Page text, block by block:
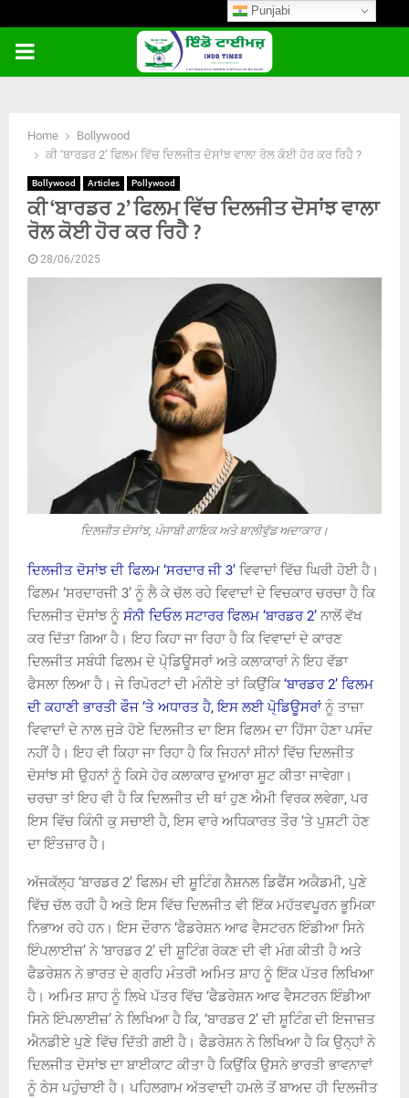
PRIMARY
Home
Bollywood
ਕੀ ‘ਬਾਰਡਰ 2’ ਫਿਲਮ ਵਿੱਚ ਦਿਲਜੀਤ ਦੋਸਾਂਝ ਵਾਲਾ ਰੋਲ ਕੋਈ ਹੋਰ ਕਰ ਰਿਹੈ ?
Bollywood Articles Pollywood
ਕੀ ‘ਬਾਰਡਰ 2’ ਫਿਲਮ ਵਿੱਚ ਦਿਲਜੀਤ ਦੋਸਾਂਝ ਵਾਲਾ
ਰੋਲ ਕੋਈ ਹੋਰ ਕਰ ਰਿਹੈ ?
28/06/2025
ਦਿਲਜੀਤ ਦੋਸਾਂਝ, ਪੰਜਾਬੀ ਗਾਇਕ ਅਤੇ ਬਾਲੀਵੁੱਡ ਅਦਾਕਾਰ।
ਦਿਲਜੀਤ ਦੋਸਾਂਝ ਦੀ ਫਿਲਮ ‘ਸਰਦਾਰ ਜੀ 3’ ਵਿਵਾਦਾਂ ਵਿੱਚ ਘਿਰੀ ਹੋਈ ਹੈ।
ਫਿਲਮ ‘ਸਰਦਾਰਜੀ 3’ ਨੂੰ ਲੈ ਕੇ ਚੱਲ ਰਹੇ ਵਿਵਾਦਾਂ ਦੇ ਵਿਚਕਾਰ ਚਰਚਾ ਹੈ ਕਿ
ਦਿਲਜੀਤ ਦੋਸਾਂਝ ਨੂੰ ਸੰਨੀ ਦਿਓਲ ਸਟਾਰਰ ਫਿਲਮ ‘ਬਾਰਡਰ 2’ ਨਾਲੋਂ ਵੱਖ
ਕਰ ਦਿੱਤਾ ਗਿਆ ਹੈ। ਇਹ ਕਿਹਾ ਜਾ ਰਿਹਾ ਹੈ ਕਿ ਵਿਵਾਦਾਂ ਦੇ ਕਾਰਣ
ਦਿਲਜੀਤ ਸਬੰਧੀ ਫਿਲਮ ਦੇ ਪੋ੍ਡਿਊਸਰਾਂ ਅਤੇ ਕਲਾਕਾਰਾਂ ਨੇ ਇਹ ਵੱਡਾ
ਫੈਸਲਾ ਲਿਆ ਹੈ। ਜੇ ਰਿਪੋਰਟਾਂ ਦੀ ਮੰਨੀਏ ਤਾਂ ਕਿਉਂਕਿ‘ਬਾਰਡਰ 2’ ਫਿਲਮ
ਦੀ ਕਹਾਣੀ ਭਾਰਤੀ ਫੌਜ ‘ਤੇ ਅਧਾਰਤ ਹੈ, ਇਸ ਲਈ ਪੋ੍ਡਿਊਸਰਾਂਨੂੰ ਤਾਜ਼ਾ
ਵਿਵਾਦਾਂ ਦੇ ਨਾਲ ਜੁੜੇ ਹੋਏ ਦਿਲਜੀਤ ਦਾ ਇਸ ਫਿਲਮ ਦਾ ਹਿੱਸਾ ਹੋਣਾ ਪਸੰਦ
ਨਹੀਂ ਹੈ। ਇਹ ਵੀ ਕਿਹਾ ਜਾ ਰਿਹਾ ਹੈ ਕਿ ਜਿਹਨਾਂ ਸੀਨਾਂ ਵਿੱਚ ਦਿਲਜੀਤ
ਦੋਸਾਂਝ ਸੀ ਉਹਨਾਂ ਨੂੰ ਕਿਸੇ ਹੋਰ ਕਲਾਕਾਰ ਦੁਆਰਾ ਸ਼ੂਟ ਕੀਤਾ ਜਾਵੇਗਾ।
ਚਰਚਾ ਤਾਂ ਇਹ ਵੀ ਹੈ ਕਿ ਦਿਲਜੀਤ ਦੀ ਥਾਂ ਹੁਣ ਐਮੀ ਵਿਰਕ ਲਵੇਗਾ, ਪਰ
ਇਸ ਵਿੱਚ ਕਿੰਨੀ ਕੁ ਸਚਾਈ ਹੈ, ਇਸ ਵਾਰੇ ਅਧਿਕਾਰਤ ਤੌਰ ‘ਤੇ ਪੁਸ਼ਟੀ ਹੋਣ
ਦਾ ਇੰਤਜ਼ਾਰ ਹੈ।
ਅੱਜਕੱਲ੍ਹ ‘ਬਾਰਡਰ 2’ ਫਿਲਮ ਦੀ ਸ਼ੂਟਿੰਗ ਨੈਸ਼ਨਲ ਡਿਫੈਂਸ ਅਕੈਡਮੀ, ਪੁਣੇ
ਵਿੱਚ ਚੱਲ ਰਹੀ ਹੈ ਅਤੇ ਇਸ ਵਿੱਚ ਦਿਲਜੀਤ ਵੀ ਇੱਕ ਮਹੱਤਵਪੂਰਨ ਭੂਮਿਕਾ
ਨਿਭਾਅ ਰਹੇ ਹਨ। ਇਸ ਦੌਰਾਨ ‘ਫੈਡਰੇਸ਼ਨ ਆਫ ਵੈਸਟਰਨ ਇੰਡੀਆ ਸਿਨੇ
ਇੰਪਲਾਈਜ਼’ ਨੇ ‘ਬਾਰਡਰ 2’ ਦੀ ਸ਼ੂਟਿੰਗ ਰੋਕਣ ਦੀ ਵੀ ਮੰਗ ਕੀਤੀ ਹੈ ਅਤੇ
ਫੈਡਰੇਸ਼ਨ ਨੇ ਭਾਰਤ ਦੇ ਗ੍ਰਹਿ ਮੰਤਰੀ ਅਮਿਤ ਸ਼ਾਹ ਨੂੰ ਇੱਕ ਪੱਤਰ ਲਿਖਿਆ
ਹੈ। ਅਮਿਤ ਸ਼ਾਹ ਨੂੰ ਲਿਖੇ ਪੱਤਰ ਵਿੱਚ ‘ਫੈਡਰੇਸ਼ਨ ਆਫ ਵੈਸਟਰਨ ਇੰਡੀਆ
ਸਿਨੇ ਇੰਪਲਾਈਜ਼’ ਨੇ ਲਿਖਿਆ ਹੈ ਕਿ, ‘ਬਾਰਡਰ 2’ ਦੀ ਸ਼ੂਟਿੰਗ ਦੀ ਇਜਾਜ਼ਤ
ਐਨਡੀਏ ਪੁਣੇ ਵਿੱਚ ਦਿੱਤੀ ਗਈ ਹੈ। ਫੈਡਰੇਸ਼ਨ ਨੇ ਲਿਖਿਆ ਹੈ ਕਿ ਉਨ੍ਹਾਂ ਨੇ
ਦਿਲਜੀਤ ਦੋਸਾਂਝ ਦਾ ਬਾਈਕਾਟ ਕੀਤਾ ਹੈ ਕਿਉਂਕਿ ਉਸਨੇ ਭਾਰਤੀ ਭਾਵਨਾਵਾਂ
ਨੂੰ ਠੇਸ ਪਹੁੰਚਾਈ ਹੈ। ਪਹਿਲਗਾਮ ਅੱਤਵਾਦੀ ਹਮਲੇ ਤੋਂ ਬਾਅਦ ਹੀ ਦਿਲਜੀਤ
Punjabi